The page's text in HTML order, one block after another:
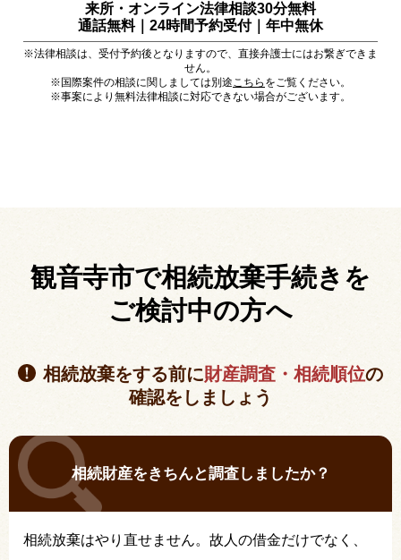
来所・オンライン法律相談30分無料
通話無料｜24時間予約受付｜ 年中無休
※法律相談は、受付予約後となりますので、直接弁護士にはお繋ぎできま
せん。
※国際案件の相談に関しましては別途こちら をご覧ください。
※事案により無料法律相談に対応できない場合がございます。
観音寺市で相続放棄手続きを
ご検討中の方へ
相続放棄をする前に財産調査・相続順位の
確認をしましょう
相続財産をきちんと調査しましたか？
相続放棄はやり直せません。故人の借金だけでなく、